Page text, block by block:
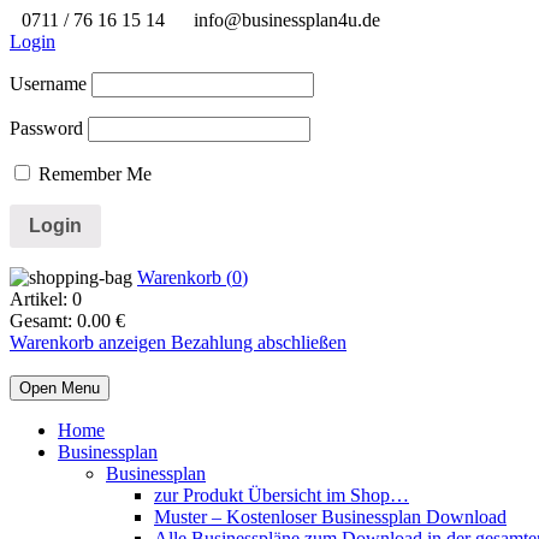
0711 / 76 16 15 14
info@businessplan4u.de
Login
Username
Password
Remember Me
Warenkorb (0)
Artikel: 0
Gesamt: 0.00 €
Warenkorb anzeigen Bezahlung abschließen
Open Menu
Home
Businessplan
Businessplan
zur Produkt Übersicht im Shop…
Muster – Kostenloser Businessplan Download